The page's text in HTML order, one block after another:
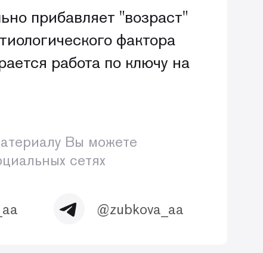
прибавляет "возраст"
фактора
работа по ключу на
Вы можете
сетях
@zubkova_aa